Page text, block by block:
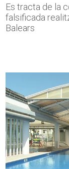
Es tracta de la
falsificada
Balears